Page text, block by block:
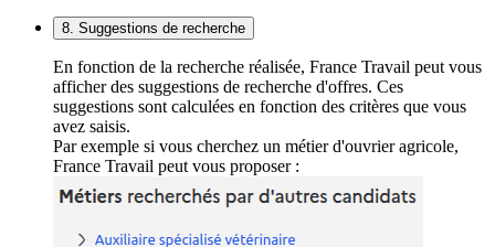
8. Suggestions de recherche
En fonction de la recherche réalisée, France Travail peut vous
afficher des suggestions de recherche d'offres. Ces
suggestions sont calculées en fonction des critères que vous
avez saisis.
Par exemple si vous cherchez un métier d'ouvrier agricole,
France Travail peut vous proposer :